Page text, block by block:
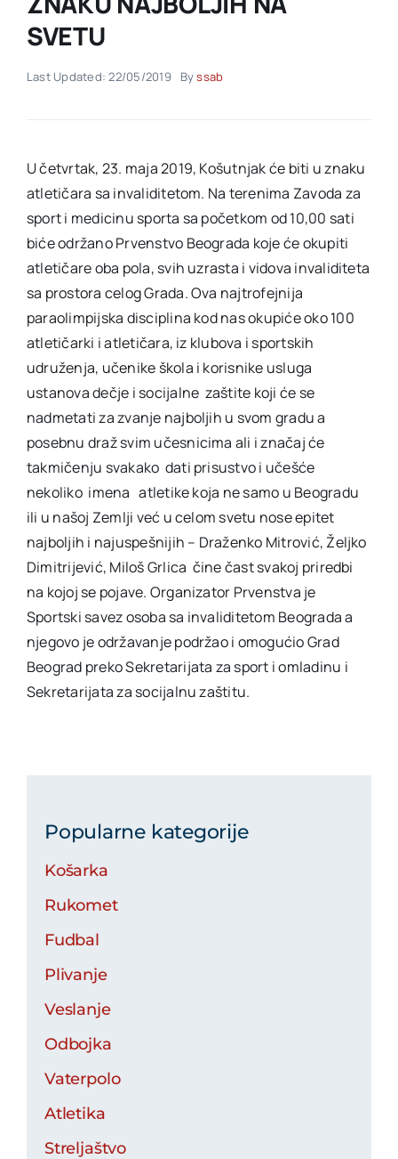
Akti SSAB
SVETU
Last Updated: 22/05/2019 Byssab
U četvrtak, 23. maja 2019, Košutnjak će biti u znaku
atletičara sa invaliditetom. Na terenima Zavoda za
sport i medicinu sporta sa početkom od 10,00 sati
biće održano Prvenstvo Beograda koje će okupiti
atletičare oba pola, svih uzrasta i vidova invaliditeta
sa prostora celog Grada. Ova najtrofejnija
paraolimpijska disciplina kod nas okupiće oko 100
atletičarki i atletičara, iz klubova i sportskih
udruženja, učenike škola i korisnike usluga
ustanova dečje i socijalne zaštite koji će se
nadmetati za zvanje najboljih u svom gradu a
posebnu draž svim učesnicima ali i značaj će
takmičenju svakako dati prisustvo i učešće
nekoliko imena atletike koja ne samo u Beogradu
ili u našoj Zemlji već u celom svetu nose epitet
najboljih i najuspešnijih – Draženko Mitrović, Željko
Dimitrijević, Miloš Grlica čine čast svakoj priredbi
na kojoj se pojave. Organizator Prvenstva je
Sportski savez osoba sa invaliditetom Beograda a
njegovo je održavanje podržao i omogućio Grad
Beograd preko Sekretarijata za sport i omladinu i
Sekretarijata za socijalnu zaštitu.
Popularne kategorije
Košarka
Rukomet
Fudbal
Plivanje
Veslanje
Odbojka
Vaterpolo
Atletika
Streljaštvo